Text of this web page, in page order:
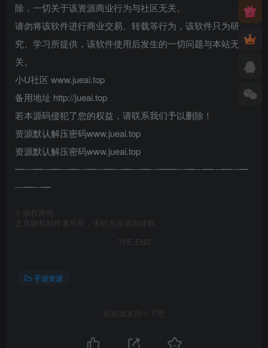
除，一切关于该资源商业行为与社区无关。
请勿将该软件进行商业交易、转载等行为，该软件只为研
究、学习所提供，该软件使用后发生的一切问题与本站无
关。
小U社区 www.jueai.top
备用地址 http://jueai.top
若本源码侵犯了您的权益，请联系我们予以删除！
资源默认解压密码www.jueai.top
资源默认解压密码www.jueai.top
━┅━┅━┅━┅━┅━┅━┅━┅━━┅━┅━┅━┅━
┅━┅━
版权声明
文章版权归作者所有，未经允许请勿转载。
THE END
手游资源
喜欢就支持一下吧